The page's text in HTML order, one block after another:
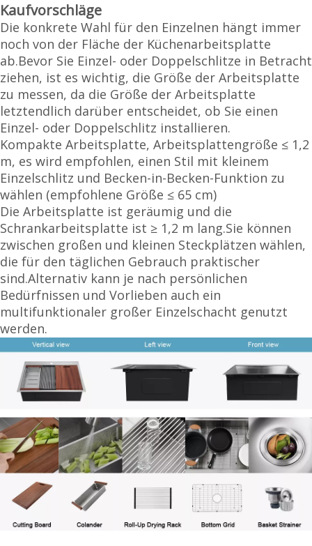
Kaufvorschläge
Die konkrete Wahl für den Einzelnen hängt immer
noch von der Fläche der Küchenarbeitsplatte
ab.Bevor Sie Einzel- oder Doppelschlitze in Betracht
ziehen, ist es wichtig, die Größe der Arbeitsplatte
zu messen, da die Größe der Arbeitsplatte
letztendlich darüber entscheidet, ob Sie einen
Einzel- oder Doppelschlitz installieren.
Kompakte Arbeitsplatte, Arbeitsplattengröße ≤ 1,2
m, es wird empfohlen, einen Stil mit kleinem
Einzelschlitz und Becken-in-Becken-Funktion zu
wählen (empfohlene Größe ≤ 65 cm)
Die Arbeitsplatte ist geräumig und die
Schrankarbeitsplatte ist ≥ 1,2 m lang.Sie können
zwischen großen und kleinen Steckplätzen wählen,
die für den täglichen Gebrauch praktischer
sind.Alternativ kann je nach persönlichen
Bedürfnissen und Vorlieben auch ein
multifunktionaler großer Einzelschacht genutzt
werden.